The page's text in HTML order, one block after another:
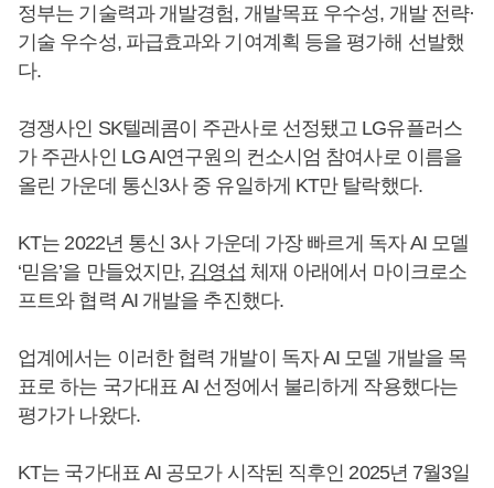
정부는 기술력과 개발경험, 개발목표 우수성, 개발 전략·
기술 우수성, 파급효과와 기여계획 등을 평가해 선발했
다.
경쟁사인 SK텔레콤이 주관사로 선정됐고 LG유플러스
가 주관사인 LG AI연구원의 컨소시엄 참여사로 이름을
올린 가운데 통신3사 중 유일하게 KT만 탈락했다.
KT는 2022년 통신 3사 가운데 가장 빠르게 독자 AI 모델
‘믿음’을 만들었지만, 김영섭 체재 아래에서 마이크로소
프트와 협력 AI 개발을 추진했다.
업계에서는 이러한 협력 개발이 독자 AI 모델 개발을 목
표로 하는 국가대표 AI 선정에서 불리하게 작용했다는
평가가 나왔다.
KT는 국가대표 AI 공모가 시작된 직후인 2025년 7월3일